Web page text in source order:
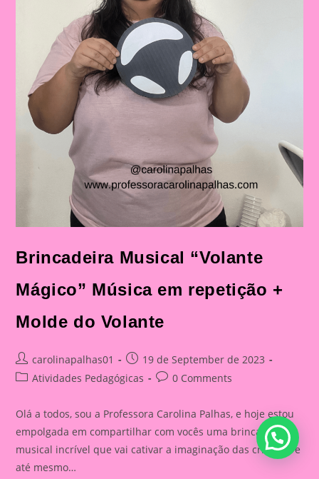
Brincadeira Musical “Volante
Mágico” Música em repetição +
Molde do Volante
Post
author:
carolinapalhas01
Post
published:
19 de September de 2023
PostAtividades Pedagógicas
Post0 Comments
Olá a todos, sou a Professora Carolina Palhas, e hoje estou
empolgada em compartilhar com vocês uma brincadeira
musical incrível que vai cativar a imaginação das crianças e
até mesmo…